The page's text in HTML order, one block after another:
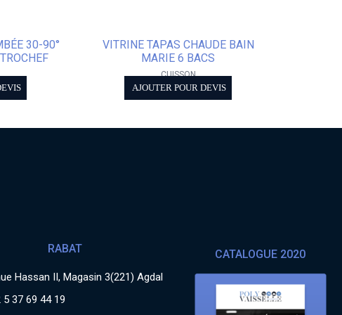
30-90°
VITRINE TAPAS CHAUDE BAIN
MARIE 6 BACS
CUISSON
AJOUTER POUR DEVIS
RABAT
Hassan II, Magasin 3(221) Agdal
5 37 69 44 19
CATALOGUE 2020